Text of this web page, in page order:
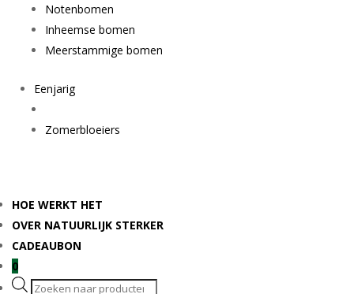
Notenbomen
Inheemse bomen
Meerstammige bomen
Eenjarig
Zomerbloeiers
HOE WERKT HET
OVER NATUURLIJK STERKER
CADEAUBON
0
Producten